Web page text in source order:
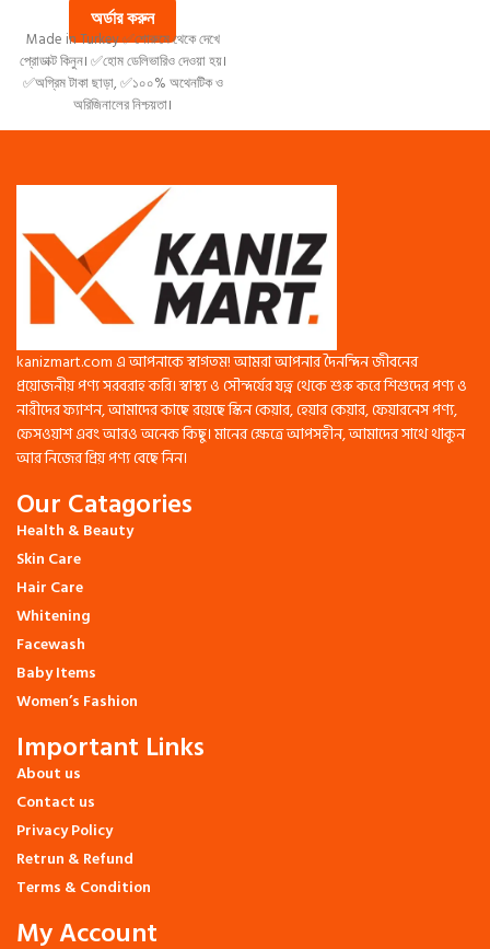
অর্ডার করুন
Made in Turkey ✅শোরুমে থেকে দেখে
প্রোডাক্ট কিনুন। ✅হোম ডেলিভারিও দেওয়া হয়।
✅অগ্রিম টাকা ছাড়া, ✅১০০% অথেনটিক ও
অরিজিনালের নিশ্চয়তা।
kanizmart.com এ আপনাকে স্বাগতম! আমরা আপনার দৈনন্দিন জীবনের
প্রয়োজনীয় পণ্য সরবরাহ করি। স্বাস্থ্য ও সৌন্দর্যের যত্ন থেকে শুরু করে শিশুদের পণ্য ও
নারীদের ফ্যাশন, আমাদের কাছে রয়েছে স্কিন কেয়ার, হেয়ার কেয়ার, ফেয়ারনেস পণ্য,
ফেসওয়াশ এবং আরও অনেক কিছু। মানের ক্ষেত্রে আপসহীন, আমাদের সাথে থাকুন
আর নিজের প্রিয় পণ্য বেছে নিন।
Our Catagories
Health & Beauty
Skin Care
Hair Care
Whitening
Facewash
Baby Items
Women’s Fashion
Important Links
About us
Contact us
Privacy Policy
Retrun & Refund
Terms & Condition
My Account